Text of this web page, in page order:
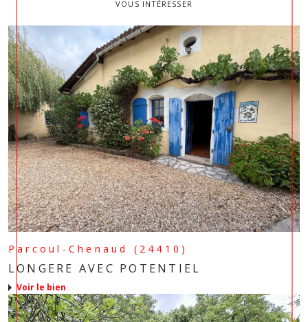
VOUS INTÉRESSER
Parcoul-Chenaud (24410)
LONGERE AVEC POTENTIEL
voir le bien